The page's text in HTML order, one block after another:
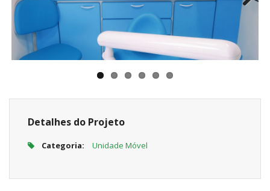
Next
Detalhes do Projeto
Categoria: Unidade Móvel